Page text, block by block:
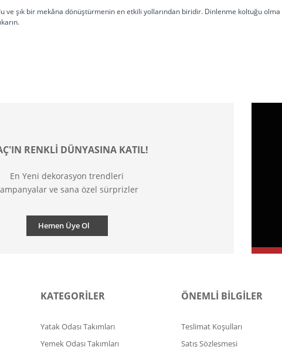
ve şık bir mekâna dönüştürmenin en etkili yollarından biridir. Dinlenme koltuğu
RENKLİ DÜNYASINA KATIL!
En Yeni dekorasyon trendleri
ve sana özel sürprizler
Hemen Üye Ol
KATEGORİLER
Yatak Odası Takımları
Yemek Odası Takımları
ÖNEMLİ BİLGİLER
Teslimat Koşulları
Satış Sözleşmesi